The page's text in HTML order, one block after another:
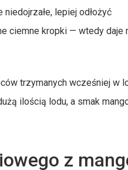
lepiej odłożyć
ciemne kropki — wtedy daje
trzymanych wcześniej w
ilością lodu, a smak
z